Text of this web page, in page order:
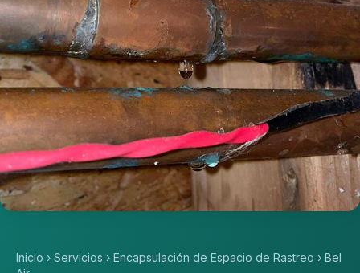
Inicio › Servicios › Encapsulación de Espacio de Rastreo › Bel